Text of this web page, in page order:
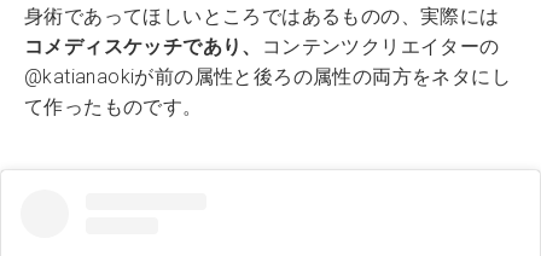
身術であってほしいところではあるものの、実際には
コメディスケッチであり、
コンテンツクリエイターの
@katianaokiが前の属性と後ろの属性の両方をネタにし
て作ったものです。